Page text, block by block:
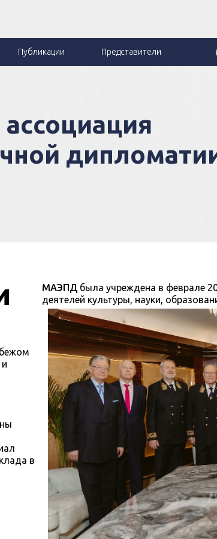
Публикации Представители
МАЭПД была учреждена в феврале
деятелей культуры, науки,
в